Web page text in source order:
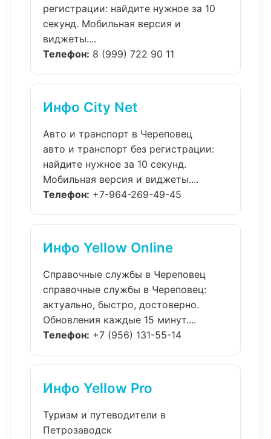
регистрации: найдите нужное за 10
секунд. Мобильная версия и
виджеты....
Телефон: 8 (999) 722 90 11
Инфо City Net
Авто и транспорт в Череповец
авто и транспорт без регистрации:
найдите нужное за 10 секунд.
Мобильная версия и виджеты....
Телефон: +7-964-269-49-45
Инфо Yellow Online
Справочные службы в Череповец
справочные службы в Череповец:
актуально, быстро, достоверно.
Обновления каждые 15 минут....
Телефон: +7 (956) 131-55-14
Инфо Yellow Pro
Туризм и путеводители в
Петрозаводск